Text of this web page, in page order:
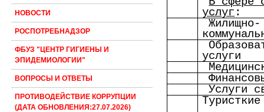
НОВОСТИ
РОСПОТРЕБНАДЗОР
ФБУЗ "ЦЕНТР ГИГИЕНЫ И
ЭПИДЕМИОЛОГИИ"
ВОПРОСЫ И ОТВЕТЫ
ПРОТИВОДЕЙСТВИЕ КОРРУПЦИИ
(ДАТА ОБНОВЛЕНИЯ:27.07.2026)
услуг :
Жилищно-
услуги
Услуги